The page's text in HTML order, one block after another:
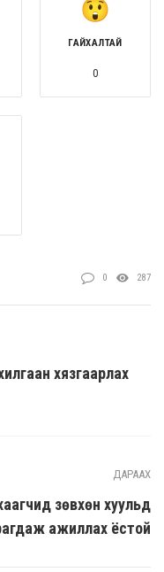
ГАЙХАЛТАЙ
0
0 287
хязгаарлах
ДАРААХ
зөвхөн хуульд
ажиллах ёстой